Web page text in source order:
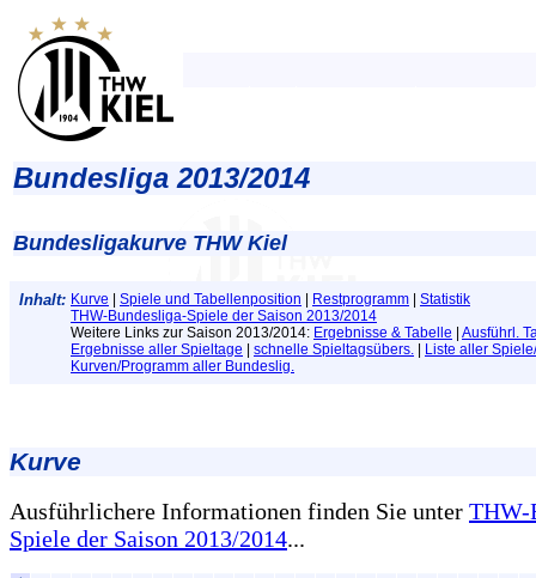
Bundesliga 2013/2014
Bundesligakurve THW Kiel
Inhalt: Kurve Spiele und Tabellenposition Restprogramm
Statistik
THW-Bundesliga-Spiele der Saison 2013/2014
Weitere Links zur Saison 2013/2014: Ergebnisse & Tabelle
Ausführl.
Ergebnisse aller Spieltage
schnelle Spieltagsübers.
Liste aller
Kurven/Programm aller Bundeslig.
Kurve
Ausführlichere Informationen finden Sie unter THW-
Spiele der Saison 2013/2014...